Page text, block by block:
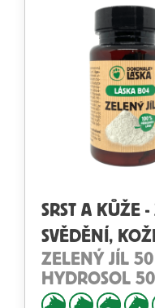
SRST A KŮŽE
SVĚDĚNÍ,
ZELENÝ JÍL
HYDROSOL